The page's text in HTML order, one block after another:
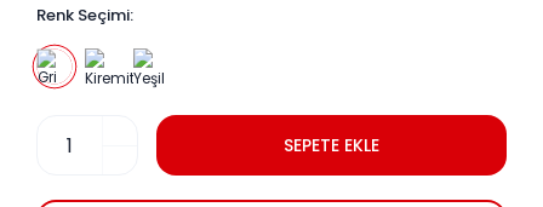
Renk Seçimi:
SEPETE EKLE